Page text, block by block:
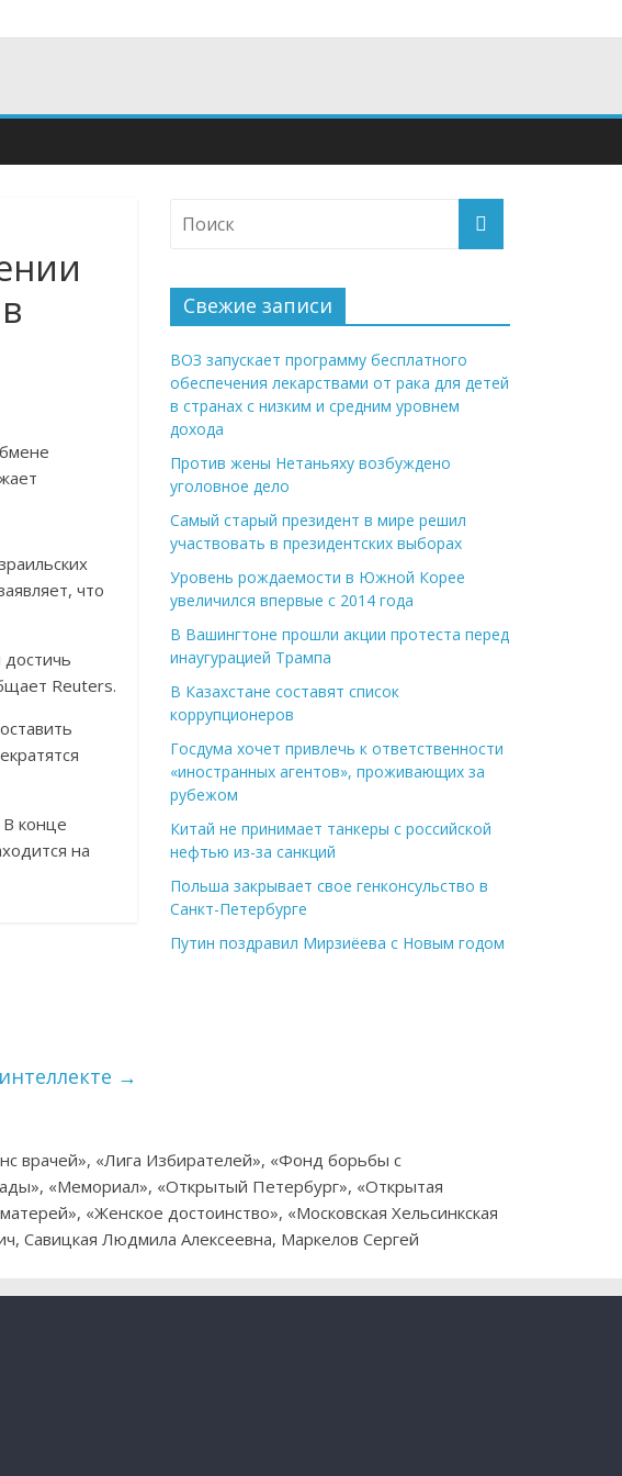
что
Reuters.
конце
на
→
Свежие записи
ВОЗ запускает программу бесплатного
обеспечения лекарствами от рака для детей
в странах с низким и средним уровнем
дохода
Против жены Нетаньяху возбуждено
уголовное дело
Самый старый президент в мире решил
участвовать в президентских выборах
Уровень рождаемости в Южной Корее
увеличился впервые с 2014 года
В Вашингтоне прошли акции протеста перед
инаугурацией Трампа
В Казахстане составят список
коррупционеров
Госдума хочет привлечь к ответственности
«иностранных агентов», проживающих за
рубежом
Китай не принимает танкеры с российской
нефтью из-за санкций
Польша закрывает свое генконсульство в
Санкт-Петербурге
Путин поздравил Мирзиёева с Новым годом
врачей», «Лига Избирателей», «Фонд борьбы с
«Мемориал», «Открытый Петербург», «Открытая
«Женское достоинство», «Московская Хельсинкская
Савицкая Людмила Алексеевна, Маркелов Сергей